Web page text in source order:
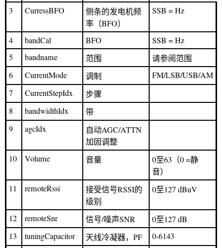
3
CurressBFO
侧条的发电机频
率（BFO）
SSB = Hz
4 bandCal BFO
SSB = Hz
5
bandname 范围
请参阅范围
6
CurrentMode 调制
FM/LSB/USB/AM
7
CurrentStepIdx
步骤
8
bandwidthIdx
带
9
agcIdx
自动AGC/ATTN
加固调整
10
Volume 音量
0至63（0 =静
音）
11
remoteRssi
接受信号RSSI的
级别
0至127 dBuV
12 remoteSnr 信号/噪声SNR
0至127 dB
13
tuningCapacitor 天线冷凝器，PF
0-6143